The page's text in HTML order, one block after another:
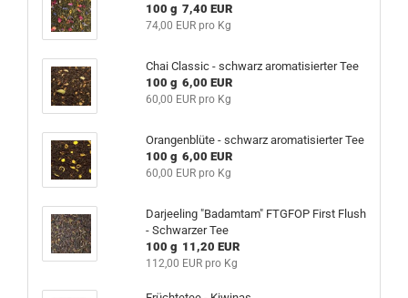
100 g 7,40 EUR
74,00 EUR pro Kg
Chai Classic - schwarz aromatisierter Tee
100 g 6,00 EUR
60,00 EUR pro Kg
Orangenblüte - schwarz aromatisierter Tee
100 g 6,00 EUR
60,00 EUR pro Kg
Darjeeling "Badamtam" FTGFOP First Flush
- Schwarzer Tee
100 g 11,20 EUR
112,00 EUR pro Kg